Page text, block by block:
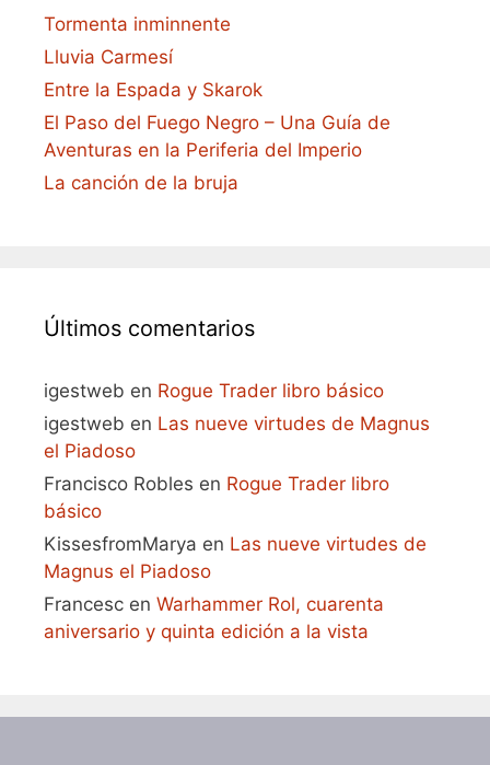
Tormenta inminnente
Lluvia Carmesí
Entre la Espada y Skarok
El Paso del Fuego Negro – Una Guía de
Aventuras en la Periferia del Imperio
La canción de la bruja
Últimos comentarios
igestweb en Rogue Trader libro básico
igestweb en Las nueve virtudes de Magnus
el Piadoso
Francisco Robles en Rogue Trader libro
básico
KissesfromMarya en Las nueve virtudes de
Magnus el Piadoso
Francesc en Warhammer Rol, cuarenta
aniversario y quinta edición a la vista